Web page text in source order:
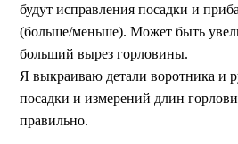
будут исправления посадки и
(больше/меньше). Может быть
больший вырез горловины.
Я выкраиваю детали воротника и
посадки и измерений длин
правильно.